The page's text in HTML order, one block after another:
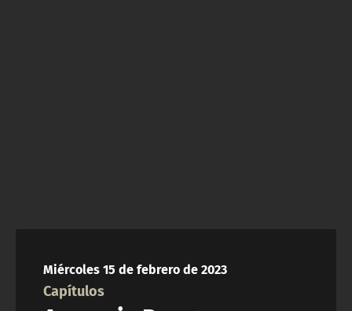
Miércoles 15 de febrero de 2023
Capítulos